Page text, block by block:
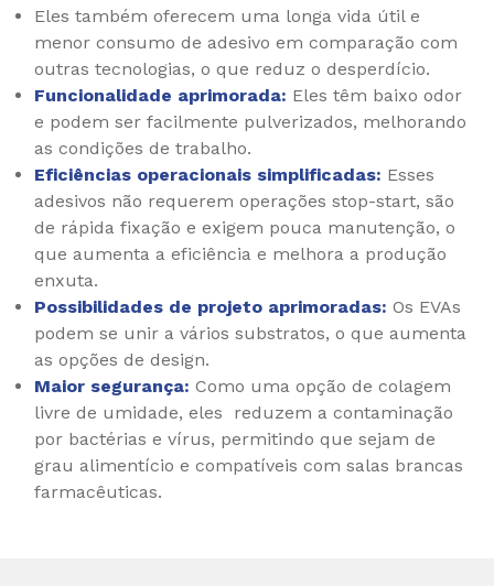
Eles também oferecem uma longa vida útil e
menor consumo de adesivo em comparação com
outras tecnologias, o que reduz o desperdício.
Funcionalidade aprimorada: Eles têm baixo odor
e podem ser facilmente pulverizados, melhorando
as condições de trabalho.
Eficiências operacionais simplificadas: Esses
adesivos não requerem operações stop-start, são
de rápida fixação e exigem pouca manutenção, o
que aumenta a eficiência e melhora a produção
enxuta.
Possibilidades de projeto aprimoradas: Os EVAs
podem se unir a vários substratos, o que aumenta
as opções de design.
Maior segurança: Como uma opção de colagem
livre de umidade, eles reduzem a contaminação
por bactérias e vírus, permitindo que sejam de
grau alimentício e compatíveis com salas brancas
farmacêuticas.